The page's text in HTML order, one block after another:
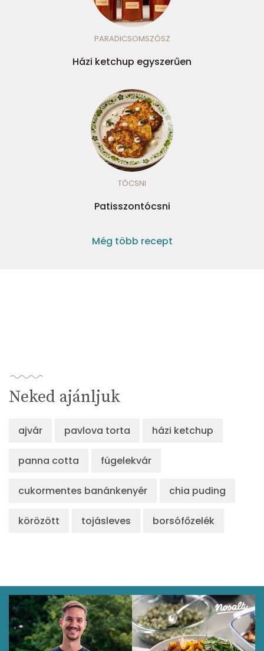
PARADICSOMSZÓSZ
Házi ketchup egyszerűen
TÓCSNI
Patisszontócsni
Még több recept
Neked ajánljuk
ajvár pavlova torta házi ketchup
panna cotta fügelekvár
cukormentes banánkenyér chia puding
körözött tojásleves borsófőzelék